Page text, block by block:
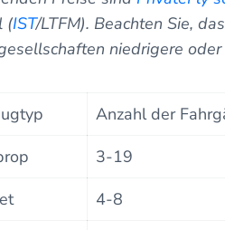
(IST/LTFM). Beachten Sie,
niedrigere
Anzahl der
3-19
4-8